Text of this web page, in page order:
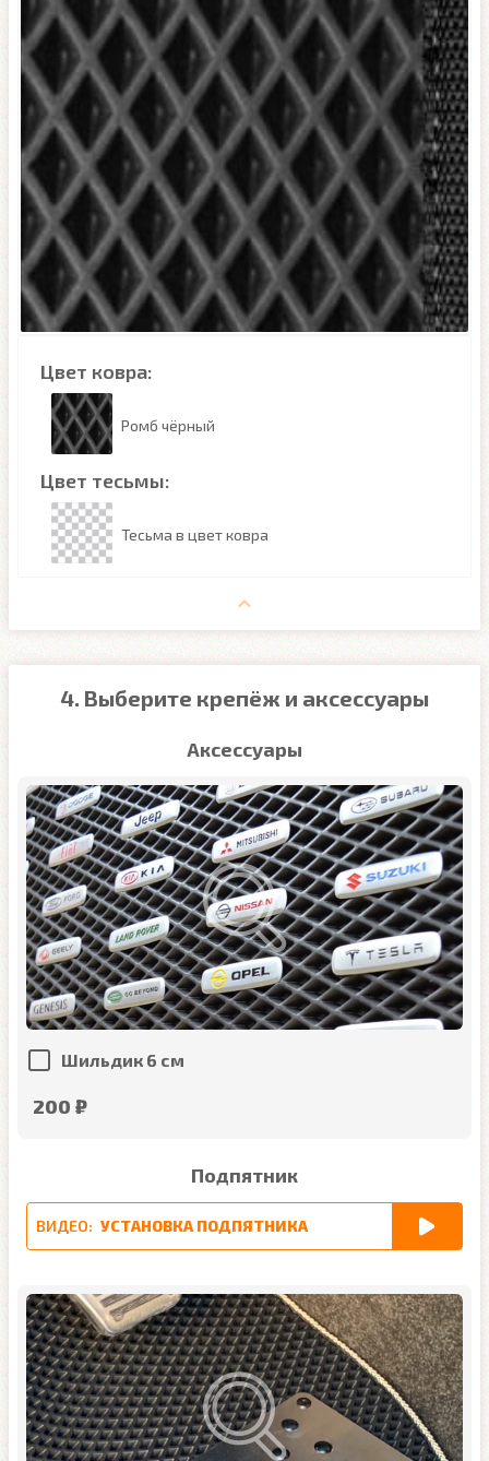
Цвет ковра:
Ромб чёрный
Цвет тесьмы:
Тесьма в цвет ковра
4. Выберите крепёж и аксессуары
Аксессуары
Шильдик 6 см
200 ₽
Подпятник
ВИДЕО: УСТАНОВКА ПОДПЯТНИКА